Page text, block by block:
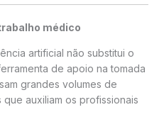
médico
artificial não substitui o
de apoio na tomada
grandes volumes de
auxiliam os profissionais